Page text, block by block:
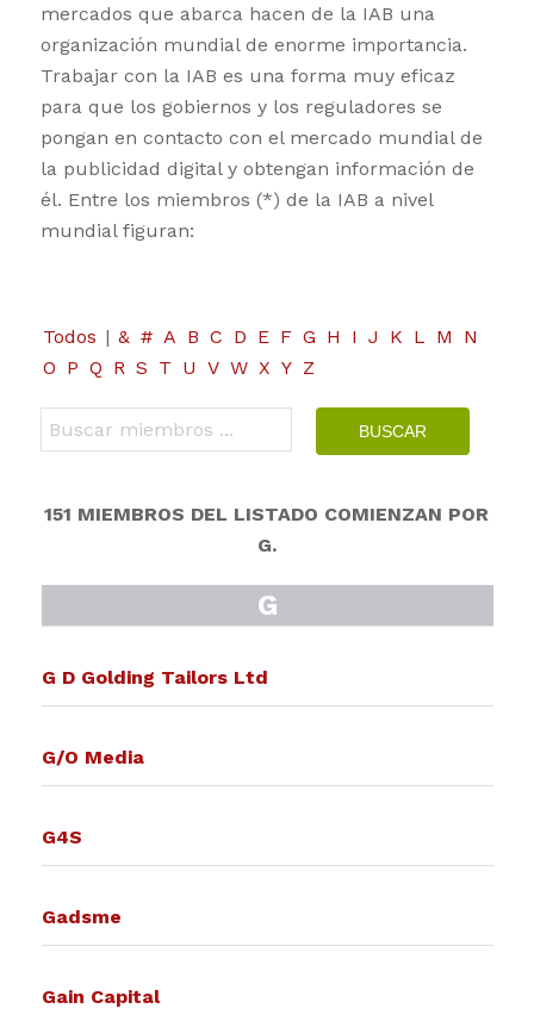
mercados que abarca hacen de la IAB una
organización mundial de enorme importancia.
Trabajar con la IAB es una forma muy eficaz
para que los gobiernos y los reguladores se
pongan en contacto con el mercado mundial de
la publicidad digital y obtengan información de
él. Entre los miembros (*) de la IAB a nivel
mundial figuran:
Todos | & # A B C D E F G H I J K L M
N
O P Q R S T U V W X Y Z
151 MIEMBROS DEL LISTADO COMIENZAN POR
G.
G
G D Golding Tailors Ltd
G/O Media
G4S
Gadsme
Gain Capital